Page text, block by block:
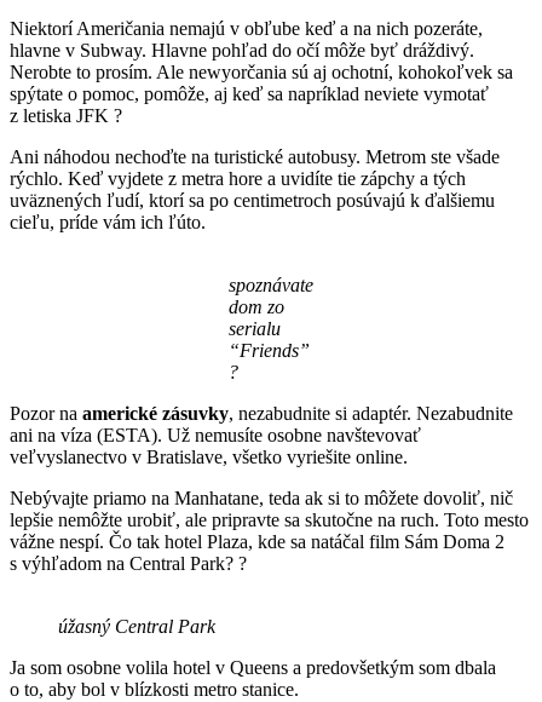
Niektorí Američania nemajú v obľube keď a na nich pozeráte,
hlavne v Subway. Hlavne pohľad do očí môže byť dráždivý.
Nerobte to prosím. Ale newyorčania sú aj ochotní, kohokoľvek sa
spýtate o pomoc, pomôže, aj keď sa napríklad neviete vymotať
z letiska JFK ?
Ani náhodou nechoďte na turistické autobusy. Metrom ste všade
rýchlo. Keď vyjdete z metra hore a uvidíte tie zápchy a tých
uväznených ľudí, ktorí sa po centimetroch posúvajú k ďalšiemu
cieľu, príde vám ich ľúto.
spoznávate
dom zo
serialu
“Friends”
?
Pozor na americké zásuvky, nezabudnite si adaptér. Nezabudnite
ani na víza (ESTA). Už nemusíte osobne navštevovať
veľvyslanectvo v Bratislave, všetko vyriešite online.
Nebývajte priamo na Manhatane, teda ak si to môžete dovoliť, nič
lepšie nemôžte urobiť, ale pripravte sa skutočne na ruch. Toto mesto
vážne nespí. Čo tak hotel Plaza, kde sa natáčal film Sám Doma 2
s výhľadom na Central Park? ?
úžasný Central Park
Ja som osobne volila hotel v Queens a predovšetkým som dbala
o to, aby bol v blízkosti metro stanice.